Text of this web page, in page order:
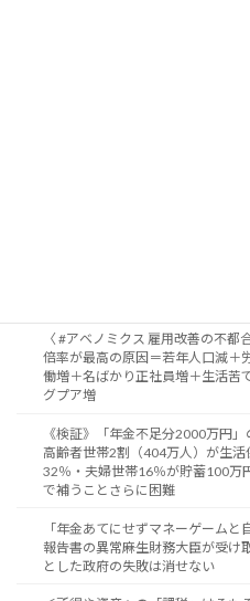
〈 #アベノミクス 雇用改善の不
倍率が最高の原因＝若年人口減＋
働増＋名ばかり正社員増＋生活苦
グプア増
《検証》「年金不足分2000万円
高齢者世帯2割（404万人）が生
32％・夫婦世帯16％が貯蓄100
で補うことさらに困難
「年金あてにせずマネーゲーム
報告書の異常――麻生財務大臣が受
とした政府の失敗は消せない